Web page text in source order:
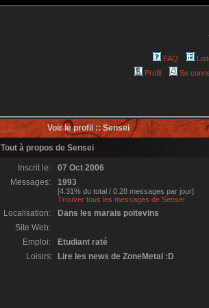
FAQ
Profil
Se
Voir le profil :: Sensei
Tout à propos de Sensei
Inscrit le:
07 Oct 2006
Messages:
1993
[4.31% du total / 0.28 messages par jour]
Trouver tous les messages de Sensei
Localisation:
Dans les marais poitevins
Site Web:
Emploi:
Etudiant raté
Loisirs:
Lire les news de ZoneMetal :D